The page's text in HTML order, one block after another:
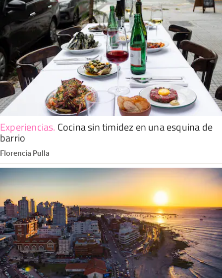
Experiencias. Cocina sin timidez en una esquina de
barrio
Florencia Pulla